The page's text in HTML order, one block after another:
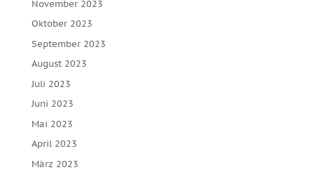
November 2023
Oktober 2023
September 2023
August 2023
Juli 2023
Juni 2023
Mai 2023
April 2023
März 2023